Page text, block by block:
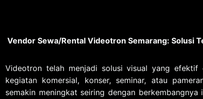
Vendor Sewa/Rental Videotron Semarang: Solusi
Videotron telah menjadi solusi visual yang
kegiatan komersial, konser, seminar, atau
semakin meningkat seiring dengan